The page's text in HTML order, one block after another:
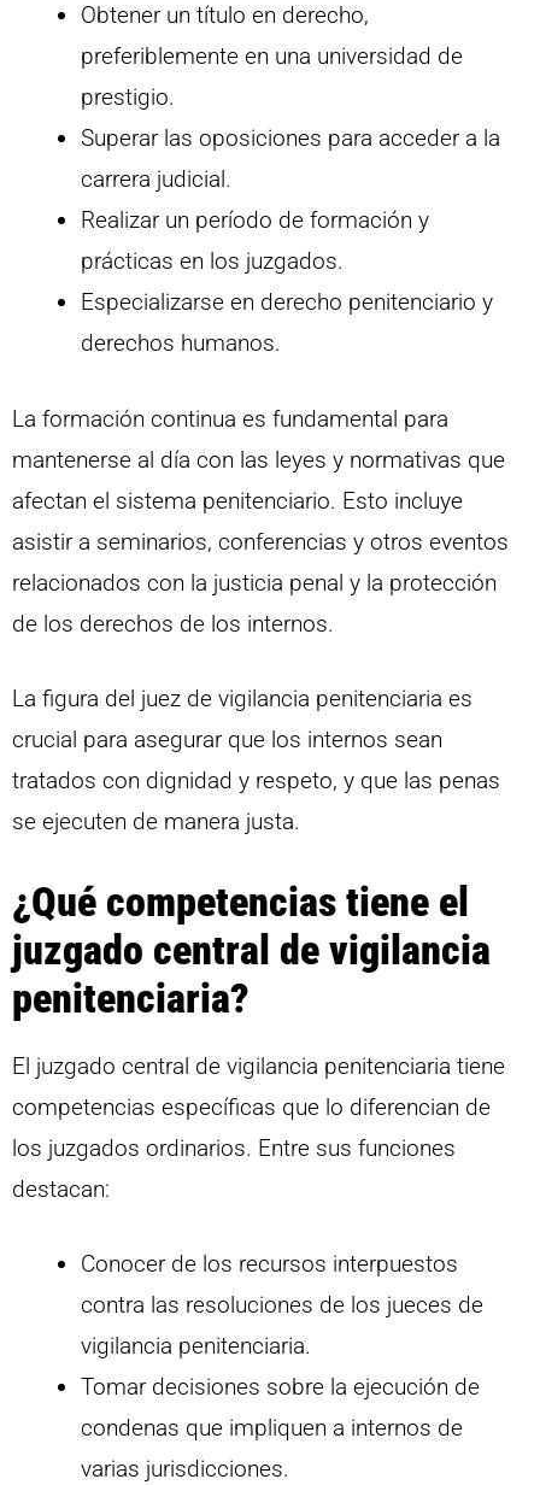
Obtener un título en derecho,
preferiblemente en una universidad de
prestigio.
Superar las oposiciones para acceder a la
carrera judicial.
Realizar un período de formación y
prácticas en los juzgados.
Especializarse en derecho penitenciario y
derechos humanos.
La formación continua es fundamental para
mantenerse al día con las leyes y normativas que
afectan el sistema penitenciario. Esto incluye
asistir a seminarios, conferencias y otros eventos
relacionados con la justicia penal y la protección
de los derechos de los internos.
La figura del juez de vigilancia penitenciaria es
crucial para asegurar que los internos sean
tratados con dignidad y respeto, y que las penas
se ejecuten de manera justa.
¿Qué competencias tiene el
juzgado central de vigilancia
penitenciaria?
El juzgado central de vigilancia penitenciaria tiene
competencias específicas que lo diferencian de
los juzgados ordinarios. Entre sus funciones
destacan:
Conocer de los recursos interpuestos
contra las resoluciones de los jueces de
vigilancia penitenciaria.
Tomar decisiones sobre la ejecución de
condenas que impliquen a internos de
varias jurisdicciones.